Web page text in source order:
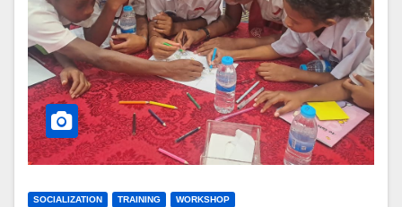
SOCIALIZATION TRAINING WORKSHOP